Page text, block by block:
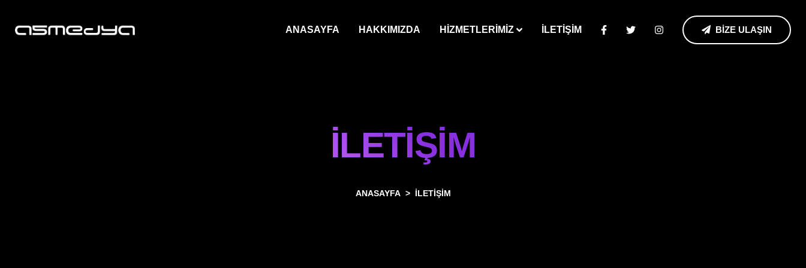
ANASAYFA HAKKIMIZDA HİZMETLERİMİZ İLETİŞİM BİZE ULAŞIN
İLETİŞİM
ANASAYFA İLETİŞİM